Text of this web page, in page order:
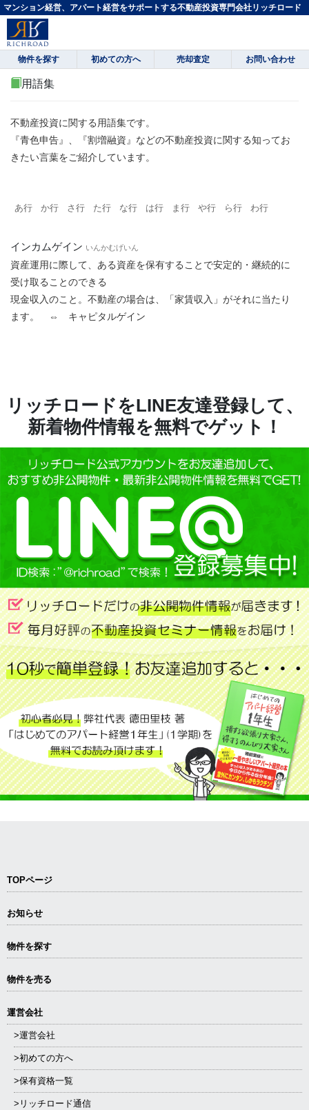
マンション経営、アパート経営をサポートする不動産投資専門会社リッチロード
物件を探す 初めての方へ 売却査定 お問い合わせ
用語集
不動産投資に関する用語集です。
『青色申告』、『割増融資』などの不動産投資に関する知ってお
きたい言葉をご紹介しています。
あ行 か行 さ行 た行 な行 は行 ま行 や行 ら行 わ行
インカムゲイン いんかむげいん
資産運用に際して、ある資産を保有することで安定的・継続的に
受け取ることのできる
現金収入のこと。不動産の場合は、「家賃収入」がそれに当たり
ます。 ⇔ キャピタルゲイン
リッチロードをLINE友達登録して、
新着物件情報を無料でゲット！
TOPページ
お知らせ
物件を探す
物件を売る
運営会社
>運営会社
>初めての方へ
>保有資格一覧
>リッチロード通信